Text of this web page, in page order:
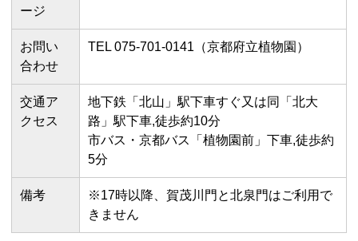
ージ
お問い
合わせ
TEL 075-701-0141（京都府立植物園）
交通ア
クセス
地下鉄「北山」駅下車すぐ又は同「北大
路」駅下車,徒歩約10分
市バス・京都バス「植物園前」下車,徒歩約
5分
備考
※17時以降、賀茂川門と北泉門はご利用で
きません